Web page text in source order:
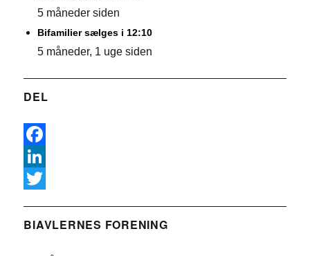
5 måneder siden
Bifamilier sælges i 12:10
5 måneder, 1 uge siden
DEL
F
a
e
L
n
w
BIAVLERNES FORENING